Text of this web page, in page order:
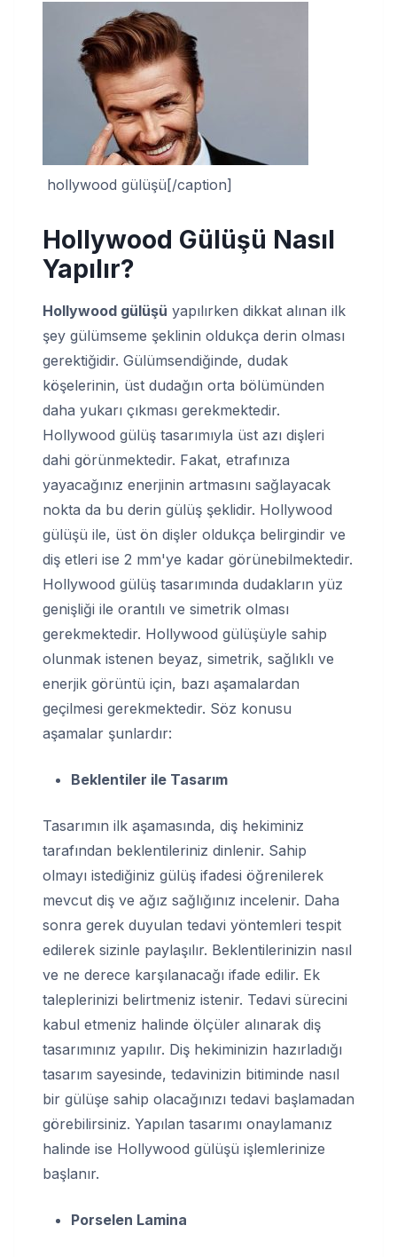
hollywood gülüşü[/caption]
Hollywood Gülüşü Nasıl
Yapılır?
Hollywood gülüşü yapılırken dikkat alınan ilk
şey gülümseme şeklinin oldukça derin olması
gerektiğidir. Gülümsendiğinde, dudak
köşelerinin, üst dudağın orta bölümünden
daha yukarı çıkması gerekmektedir.
Hollywood gülüş tasarımıyla üst azı dişleri
dahi görünmektedir. Fakat, etrafınıza
yayacağınız enerjinin artmasını sağlayacak
nokta da bu derin gülüş şeklidir. Hollywood
gülüşü ile, üst ön dişler oldukça belirgindir ve
diş etleri ise 2 mm'ye kadar görünebilmektedir.
Hollywood gülüş tasarımında dudakların yüz
genişliği ile orantılı ve simetrik olması
gerekmektedir. Hollywood gülüşüyle sahip
olunmak istenen beyaz, simetrik, sağlıklı ve
enerjik görüntü için, bazı aşamalardan
geçilmesi gerekmektedir. Söz konusu
aşamalar şunlardır:
Beklentiler ile Tasarım
Tasarımın ilk aşamasında, diş hekiminiz
tarafından beklentileriniz dinlenir. Sahip
olmayı istediğiniz gülüş ifadesi öğrenilerek
mevcut diş ve ağız sağlığınız incelenir. Daha
sonra gerek duyulan tedavi yöntemleri tespit
edilerek sizinle paylaşılır. Beklentilerinizin nasıl
ve ne derece karşılanacağı ifade edilir. Ek
taleplerinizi belirtmeniz istenir. Tedavi sürecini
kabul etmeniz halinde ölçüler alınarak diş
tasarımınız yapılır. Diş hekiminizin hazırladığı
tasarım sayesinde, tedavinizin bitiminde nasıl
bir gülüşe sahip olacağınızı tedavi başlamadan
görebilirsiniz. Yapılan tasarımı onaylamanız
halinde ise Hollywood gülüşü işlemlerinize
başlanır.
Porselen Lamina